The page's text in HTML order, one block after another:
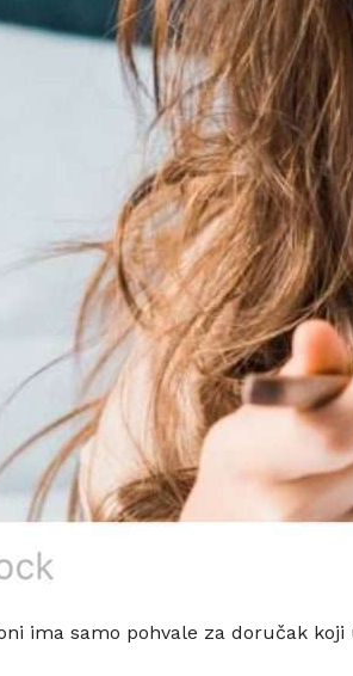
ima samo pohvale za doručak